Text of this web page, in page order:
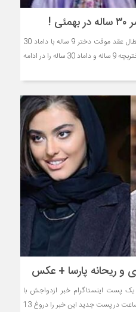
رئیس دادگستری شهرستان بهمئی از ابطال عقد موقت دختر 9 ساله با داماد 30
ساله خبر داد. جزئیات بیشتر از ازدواج دختربچه 9 ساله و داماد 30 ساله را در ادامه
و ریحانه پارسا + عکس
حصاری در 13 فروردین 98 در یک پست اینستاگرام خبر ازدواجش با
ریحانه پارسا را اعلام کرد اما کمتر از 24 ساعت در پست جدید این خبر را دروغ 13